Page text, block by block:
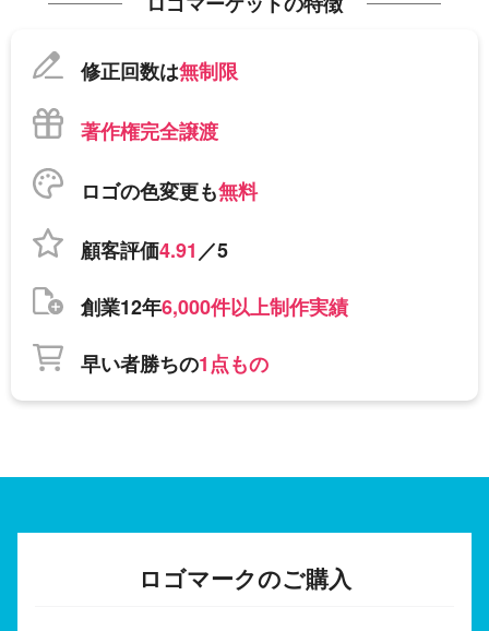
修正回数は無制限
著作権完全譲渡
ロゴの色変更も無料
顧客評価4.91／5
創業12年6,000件以上制作実績
早い者勝ちの1点もの
ロゴマークのご購入